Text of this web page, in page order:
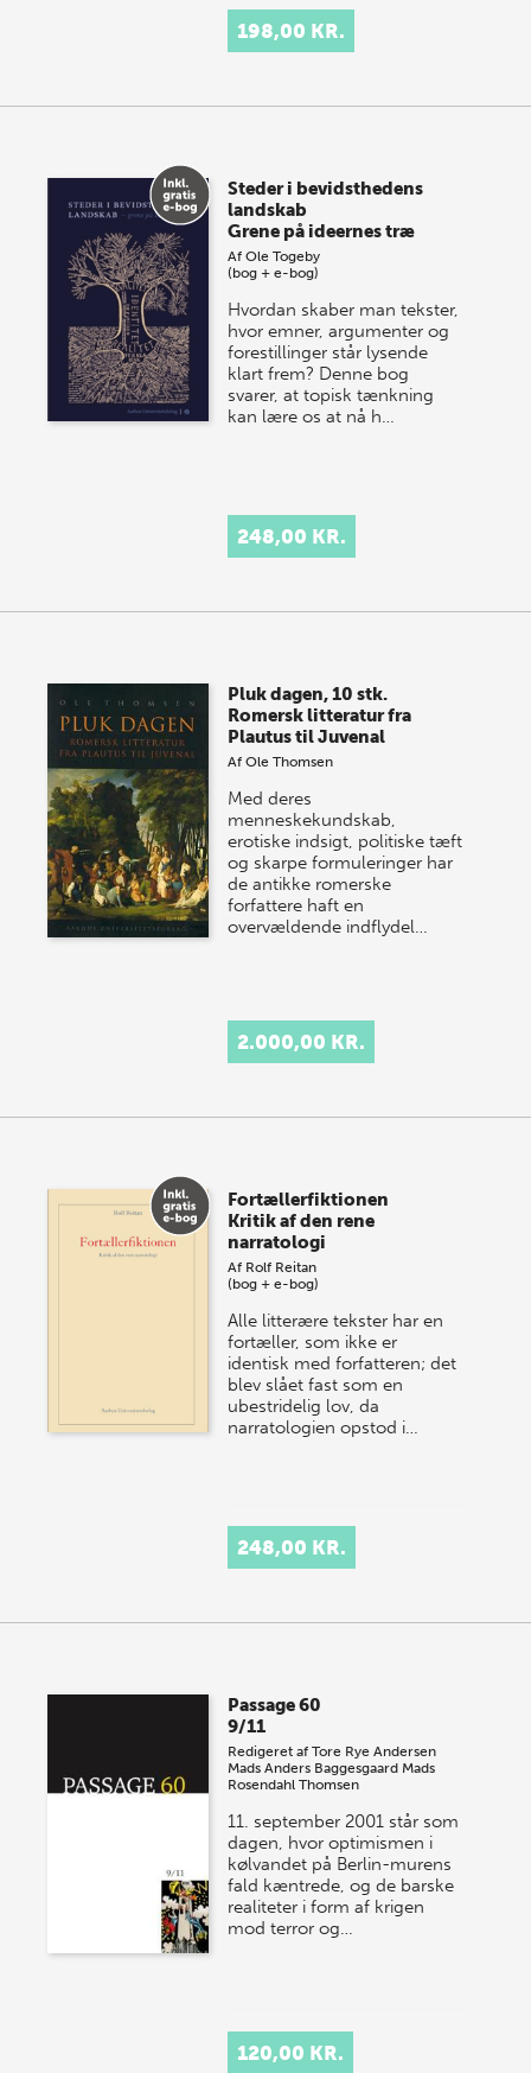
198,00 KR.
Steder i bevidsthedens
landskab
Grene på ideernes træ
AfOle Togeby
(bog + e-bog)
Hvordan skaber man tekster,
hvor emner, argumenter og
forestillinger står lysende
klart frem? Denne bog
svarer, at topisk tænkning
kan lære os at nå h…
248,00 KR.
Pluk dagen, 10 stk.
Romersk litteratur fra
Plautus til Juvenal
AfOle Thomsen
Med deres
menneskekundskab,
erotiske indsigt, politiske tæft
og skarpe formuleringer har
de antikke romerske
forfattere haft en
overvældende indflydel…
2.000,00 KR.
Fortællerfiktionen
Kritik af den rene
narratologi
Af Rolf Reitan
(bog + e-bog)
Alle litterære tekster har en
fortæller, som ikke er
identisk med forfatteren; det
blev slået fast som en
ubestridelig lov, da
narratologien opstod i…
248,00 KR.
Passage 60
9/11
Redigeret afTore Rye Andersen
Mads Anders Baggesgaard Mads
Rosendahl Thomsen
11. september 2001 står som
dagen, hvor optimismen i
kølvandet på Berlin-murens
fald kæntrede, og de barske
realiteter i form af krigen
mod terror og…
120,00 KR.